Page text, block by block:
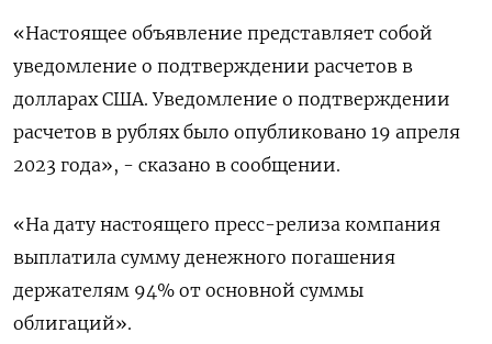
«Настоящее объявление представляет собой
уведомление о подтверждении расчетов в
долларах США. Уведомление о подтверждении
расчетов в рублях было опубликовано 19 апреля
2023 года», - сказано в сообщении.
«На дату настоящего пресс-релиза компания
выплатила сумму денежного погашения
держателям 94% от основной суммы
облигаций».